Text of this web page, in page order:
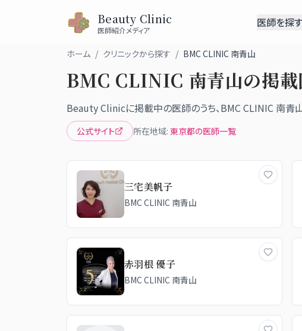
Beauty Clinic
医師紹介メディア
医師を探す
ホーム / クリニックから探す / BMC CLINIC 南青山
BMC CLINIC 南青山の掲
Beauty Clinicに掲載中の医師のうち、BMC CLINIC 南青
公式サイト 所在地域: 東京都の医師一覧
三宅美帆子
BMC CLINIC 南青山
赤羽根 優子
BMC CLINIC 南青山